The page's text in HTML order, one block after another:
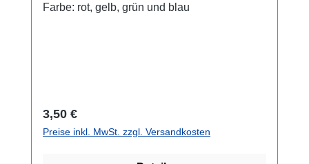
Farbe: rot, gelb, grün und blau
Regulärer Preis:
3,50 €
Preise inkl. MwSt. zzgl. Versandkosten